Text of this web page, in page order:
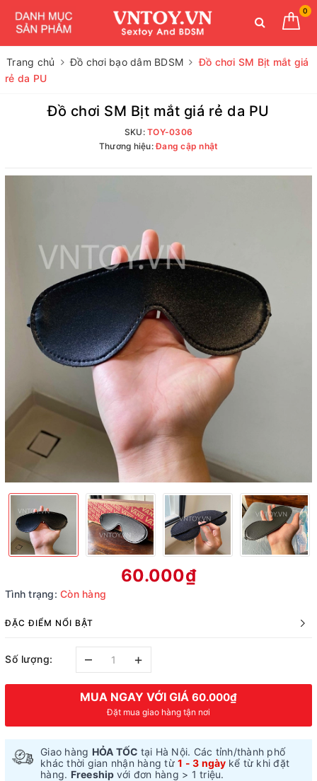
0
Trang chủ Đồ chơi bạo dâm BDSM
Đồ chơi SM Bịt mắt giá
rẻ da PU
Đồ chơi SM Bịt mắt giá rẻ da PU
SKU:TOY-0306
Thương hiệu:Đang cập nhật
60.000₫
Tình trạng: Còn hàng
ĐẶC ĐIỂM NỔI BẬT
Số lượng: – +
MUA NGAY VỚI GIÁ 60.000₫
Đặt mua giao hàng tận nơi
Giao hàng HỎA TỐC tại Hà Nội. Các tỉnh/thành phố
khác thời gian nhận hàng từ 1 - 3 ngày kể từ khi đặt
hàng. Freeship với đơn hàng > 1 triệu.